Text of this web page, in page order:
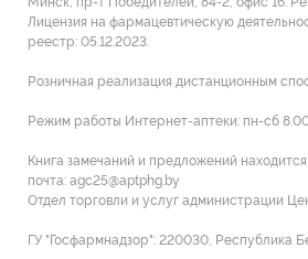
Лицензия на фармацевтическую
реестр: 05.12.2023.
Розничная реализация дистанционным
Режим работы Интернет-аптеки: пн-сб
Книга замечаний и предложений
почта: agc25@aptphg.by
Отдел торговли и услуг администрации
ГУ "Госфармнадзор": 220030, Республика